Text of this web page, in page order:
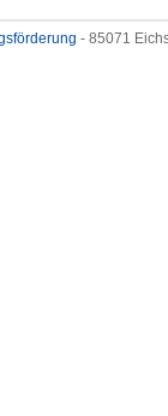
- 85071